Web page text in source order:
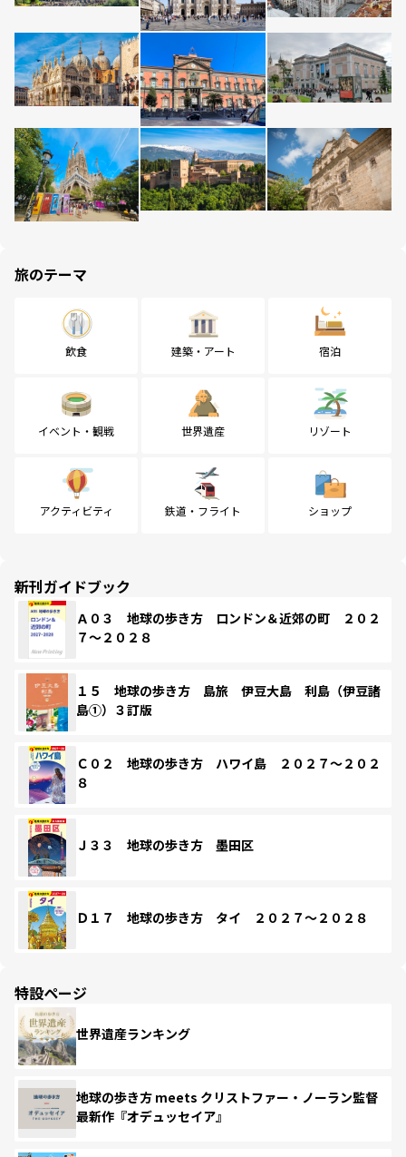
旅のテーマ
飲食 建築・アート 宿泊
イベント・観戦 世界遺産 リゾート
アクティビティ 鉄道・フライト ショップ
新刊ガイドブック
Ａ０３ 地球の歩き方 ロンドン＆近郊の町 ２０２
７～２０２８
１５ 地球の歩き方 島旅 伊豆大島 利島（伊豆諸
島①）３訂版
Ｃ０２ 地球の歩き方 ハワイ島 ２０２７～２０２
８
Ｊ３３ 地球の歩き方 墨田区
Ｄ１７ 地球の歩き方 タイ ２０２７～２０２８
特設ページ
世界遺産ランキング
地球の歩き方 meets クリストファー・ノーラン監督
最新作『オデュッセイア』